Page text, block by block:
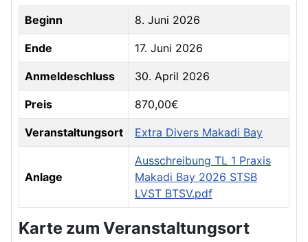
Beginn 8. Juni 2026
Ende 17. Juni 2026
Anmeldeschluss 30. April 2026
Preis 870,00€
Veranstaltungsort Extra Divers Makadi Bay
Anlage
Ausschreibung TL 1 Praxis
Makadi Bay 2026 STSB
LVST BTSV.pdf
Karte zum Veranstaltungsort